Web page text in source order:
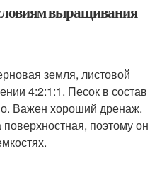
выращивания
земля, листовой
4:2:1:1. Песок в состав
Важен хороший дренаж.
поэтому он